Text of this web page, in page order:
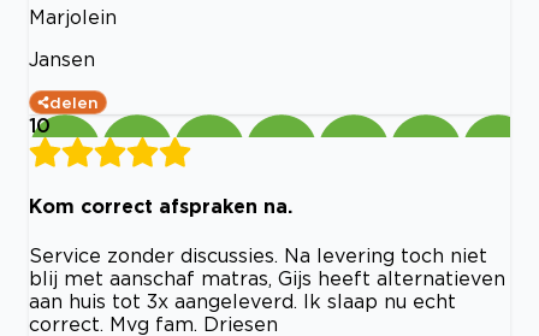
Marjolein
Jansen
delen
10
Kom correct afspraken na.
Service zonder discussies. Na levering toch niet
blij met aanschaf matras, Gijs heeft alternatieven
aan huis tot 3x aangeleverd. Ik slaap nu echt
correct. Mvg fam. Driesen